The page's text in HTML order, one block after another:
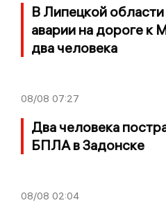
В Липецкой
аварии на дороге
два человека
08/08 07:27
Два человека
БПЛА в Задонске
08/08 02:04